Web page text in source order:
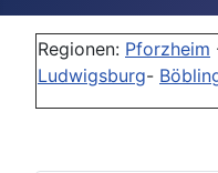
Regionen: Pforzheim
Ludwigsburg-